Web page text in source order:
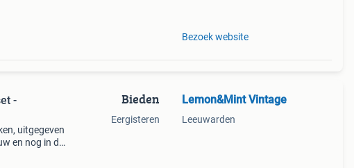
Bezoek website
-
uitgegeven
en nog in de
Bieden
Eergisteren
Lemon&Mint Vintage
Leeuwarden